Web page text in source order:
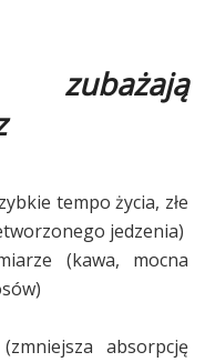
zubażają
tempo życia, złe
jedzenia)
(kawa, mocna
absorpcję